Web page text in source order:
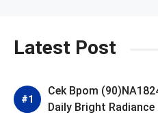
Latest Post
Cek Bpom
Daily Bright Radiance